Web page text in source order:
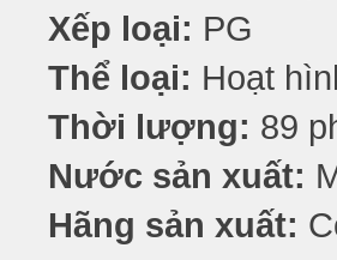
Xếp loại: PG
Thể loại: Hoạt
Thời lượng: 89
Nước sản xuất:
Hãng sản xuất: